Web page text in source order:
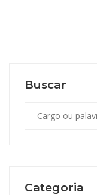
Buscar
Categoria